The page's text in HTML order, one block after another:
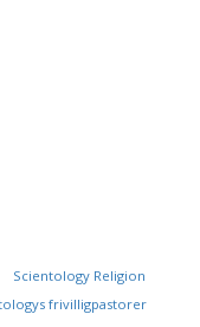
Scientology Religion
frivilligpastorer